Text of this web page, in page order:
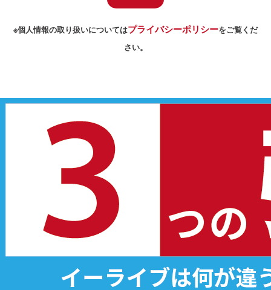
※個人情報の取り扱いについてはプライバシーポリシーをご覧くだ
さい。